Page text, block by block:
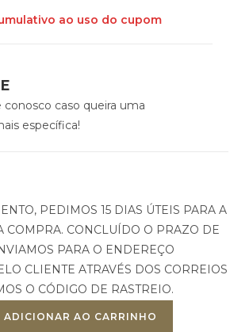
ao uso do cupom
conosco caso queira uma
específica!
PEDIMOS 15 DIAS ÚTEIS PARA A
COMPRA. CONCLUÍDO O PRAZO DE
PARA O ENDEREÇO
CLIENTE ATRAVÉS DOS CORREIOS
O CÓDIGO DE RASTREIO.
ADICIONAR AO CARRINHO